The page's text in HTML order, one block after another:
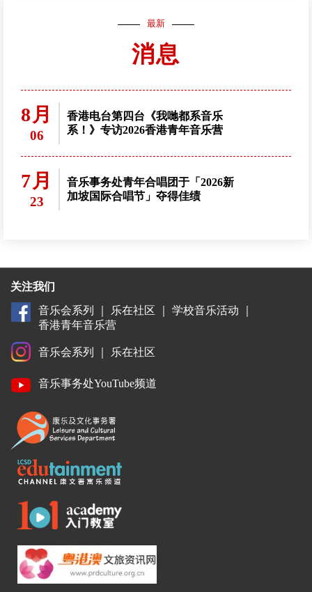
最新
消息
8月
06
香港电台第四台《我哋都系音乐
系！》专访2026香港青年音乐营
7月
23
音乐事务处青年合唱团于「2026新
加坡国际合唱节」夺得佳绩
关注我们
音乐会系列
乐在社区 学校音乐活动
香港青年音乐营
音乐会系列 乐在社区
音乐事务处YouTube频道